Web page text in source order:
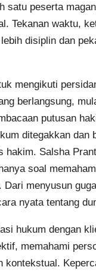
satu peserta
Tekanan waktu,
disiplin dan
mengikuti
berlangsung,
putusan
ditegakkan dan
hakim. Salsha
soal
menyusun
nyata tentang
hukum dengan
memahami
kontekstual.